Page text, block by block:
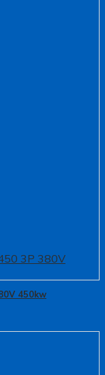
450kw